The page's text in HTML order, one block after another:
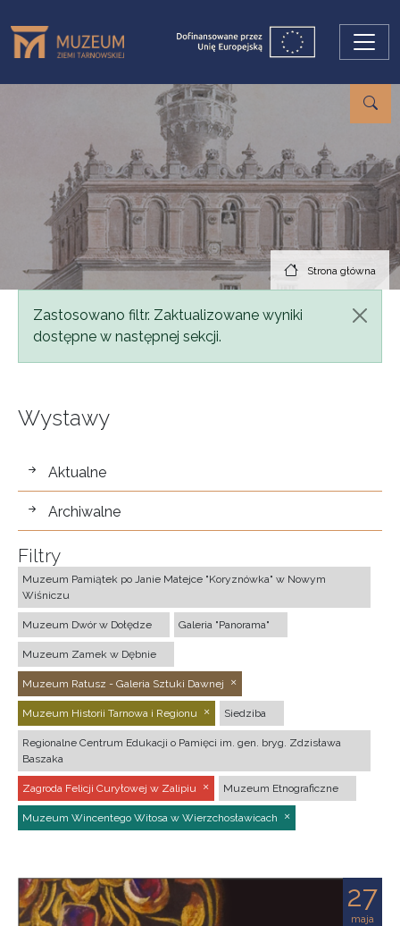
Strona główna
Komunikat
Zastosowano filtr. Zaktualizowane wyniki
dostępne w następnej sekcji.
Wystawy
wystawy
Aktualne
Archiwalne
Filtry
Muzeum Pamiątek po Janie Matejce "Koryznówka" w Nowym
Wiśniczu
Muzeum Dwór w Dołędze Galeria "Panorama"
Muzeum Zamek w Dębnie
Muzeum Ratusz - Galeria Sztuki Dawnej
Muzeum Historii Tarnowa i Regionu Siedziba
Regionalne Centrum Edukacji o Pamięci im. gen. bryg. Zdzisława
Baszaka
Zagroda Felicji Curyłowej w Zalipiu Muzeum Etnograficzne
Muzeum Wincentego Witosa w Wierzchosławicach
27
maja